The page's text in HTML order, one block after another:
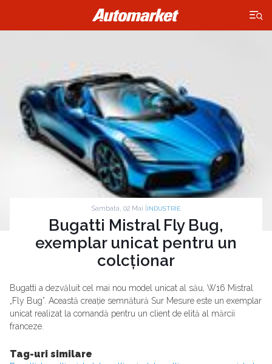
×
Sambata, 02 Mai | INDUSTRIE
Bugatti Mistral Fly Bug,
exemplar unicat pentru un
colcționar
Bugatti a dezvăluit cel mai nou model unicat al său, W16 Mistral
„Fly Bug”. Această creație semnătură Sur Mesure este un exemplar
unicat realizat la comandă pentru un client de elită al mărcii
franceze.
Tag-uri similare